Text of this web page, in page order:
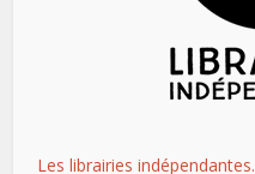
Les librairies indépendantes.